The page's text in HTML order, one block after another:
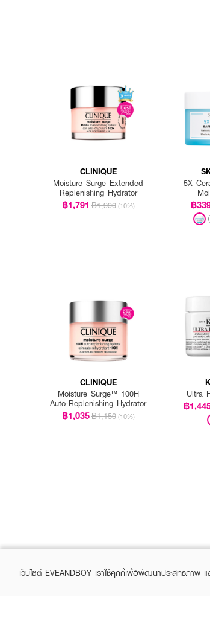
How to
● ลูบไล้
● ใช้ได้
CLINIQUE
Moisture Surge Extended
Replenishing Hydrator
฿1,791 ฿1,990 (10%)
5X
฿
CLINIQUE
Moisture Surge™ 100H
Auto-Replenishing Hydrator
฿1,035฿1,150 (10%)
Ultra
฿
เว็บไซต์ EVEANDBOY เราใช้คุกกี้เพื่อพัฒนาประสิทธิภาพ